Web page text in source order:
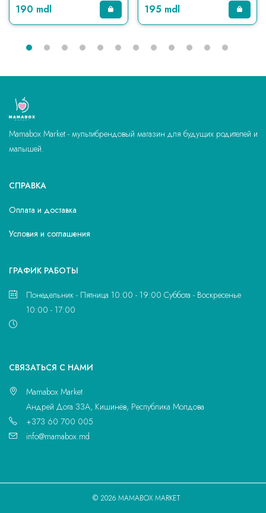
190 mdl 195 mdl
Mamabox Market - мультибрендовый магазин для будущих родителей и
малышей.
СПРАВКА
Оплата и доставка
Условия и соглашения
ГРАФИК РАБОТЫ
Понедельник - Пятница 10:00 - 19:00 Суббота - Воскресенье
10:00 - 17:00
CВЯЗАТЬСЯ С НАМИ
Mamabox Market
Андрей Дога 33A, Кишинёв, Республика Молдова
+373 60 700 005
info@mamabox.md
© 2026 MAMABOX MARKET